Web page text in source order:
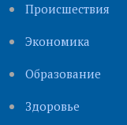
Происшествия
Экономика
Образование
Здоровье